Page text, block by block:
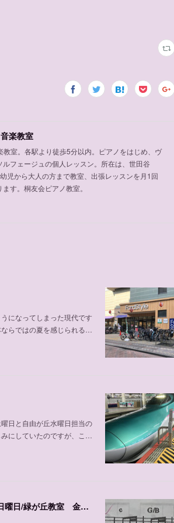
楽教室
室。各駅より徒歩5分以内。ピアノをはじめ、ヴ
フェージュの個人レッスン。所在は、世田谷
児から大人の方まで教室、出張レッスンを月1回
す。桐友会ピアノ教室。
になってしまった現代です
らではの夏を感じられる…
日と自由が丘水曜日担当の
にしていたのですが、こ…
声楽、ピアノの加並先生の紹介、自由が丘教室 木曜日、 土曜日、日曜日/緑が丘教室 金曜日